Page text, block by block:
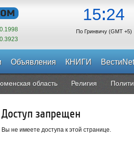
15 24
По Гринвичу (GMT +5)
Объявления КНИГИ ВестиNet
область Религия
Доступ запрещен
Вы не имеете доступа к этой странице.